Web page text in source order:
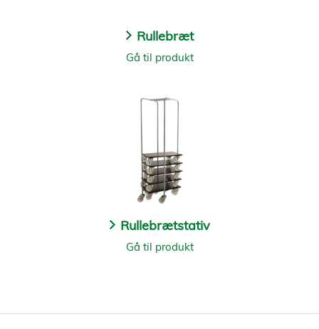
Rullebræt
Gå til produkt
Rullebrætstativ
Gå til produkt